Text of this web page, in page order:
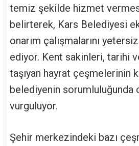
temiz şekilde hizmet
belirterek, Kars Belediyesi
onarım çalışmalarını
ediyor. Kent sakinleri, tarihi
taşıyan hayrat çeşmelerinin
belediyenin sorumluluğunda
vurguluyor.
Şehir merkezindeki bazı